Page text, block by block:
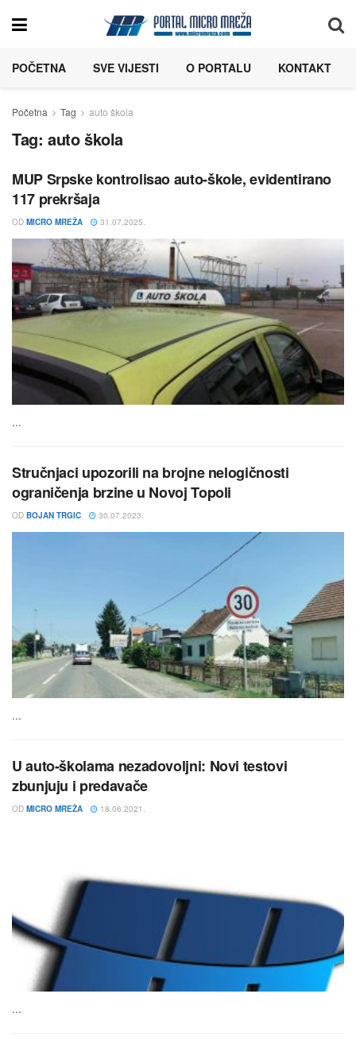
POČETNA SVE VIJESTI O PORTALU KONTAKT
Početna Tag auto škola
Tag: auto škola
MUP Srpske kontrolisao auto-škole, evidentirano
117 prekršaja
OD MICRO MREŽA 31.07.2025.
...
Stručnjaci upozorili na brojne nelogičnosti
ograničenja brzine u Novoj Topoli
OD BOJAN TRGIC 30.07.2023.
...
U auto-školama nezadovoljni: Novi testovi
zbunjuju i predavače
OD MICRO MREŽA 18.06.2021.
...